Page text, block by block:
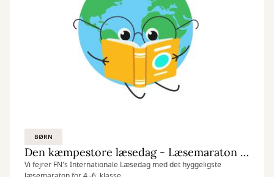
BØRN
Den kæmpestore læsedag - Læsemaraton (kl. 9.00)
Vi fejrer FN's Internationale Læsedag med det hyggeligste